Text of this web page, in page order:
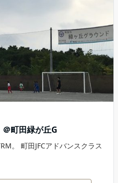
町田緑が丘G
。 町田JFCアドバンスクラス